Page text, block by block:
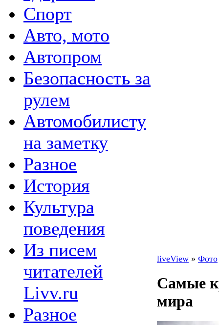
Спорт
Авто, мото
Автопром
Безопасность за
рулем
Автомобилисту
на заметку
Разное
История
Культура
поведения
Из писем
читателей
Livv.ru
Разное
liveView » Фото
Самые
мира